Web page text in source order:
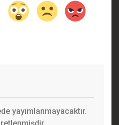
yayımlanmayacaktır.